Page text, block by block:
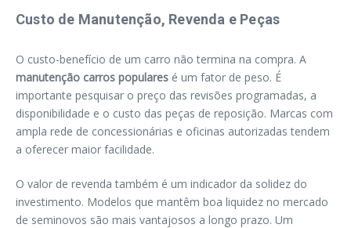
Custo de Manutenção, Revenda e Peças
O custo-benefício de um carro não termina na compra. A
manutenção carros populares é um fator de peso. É
importante pesquisar o preço das revisões programadas, a
disponibilidade e o custo das peças de reposição. Marcas com
ampla rede de concessionárias e oficinas autorizadas tendem
a oferecer maior facilidade.
O valor de revenda também é um indicador da solidez do
investimento. Modelos que mantêm boa liquidez no mercado
de seminovos são mais vantajosos a longo prazo. Um